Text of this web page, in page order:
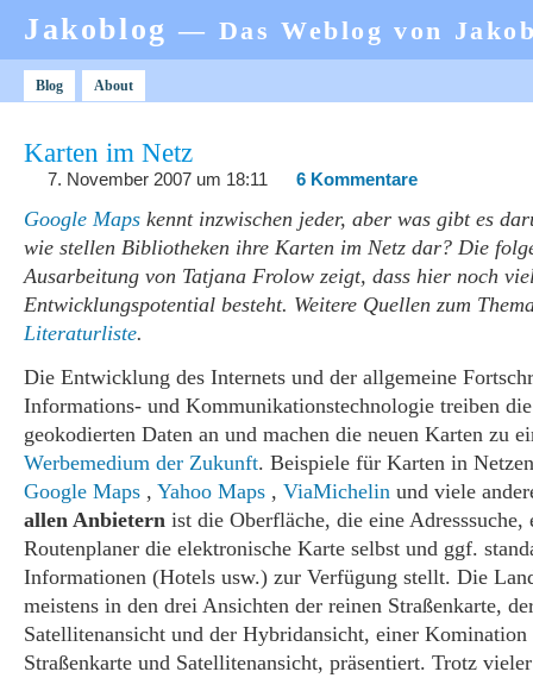
Jakoblog— Das Weblog von
Blog About
Karten im Netz
7. November 2007 um 18:11 6 Kommentare
Google Maps kennt inzwischen jeder, aber was gibt es
wie stellen Bibliotheken ihre Karten im Netz dar? Die
Ausarbeitung von Tatjana Frolow zeigt, dass hier noch
Entwicklungspotential besteht. Weitere Quellen zum
Literaturliste.
Die Entwicklung des Internets und der allgemeine
Informations- und Kommunikationstechnologie treiben
geokodierten Daten an und machen die neuen Karten zu
Werbemedium der Zukunft. Beispiele für Karten in
Google Maps , Yahoo Maps , ViaMichelin und viele
allen Anbietern ist die Oberfläche, die eine Adresssuche,
Routenplaner die elektronische Karte selbst und ggf.
Informationen (Hotels usw.) zur Verfügung stellt. Die
meistens in den drei Ansichten der reinen Straßenkarte,
Satellitenansicht und der Hybridansicht, einer Komination
Straßenkarte und Satellitenansicht, präsentiert. Trotz vieler